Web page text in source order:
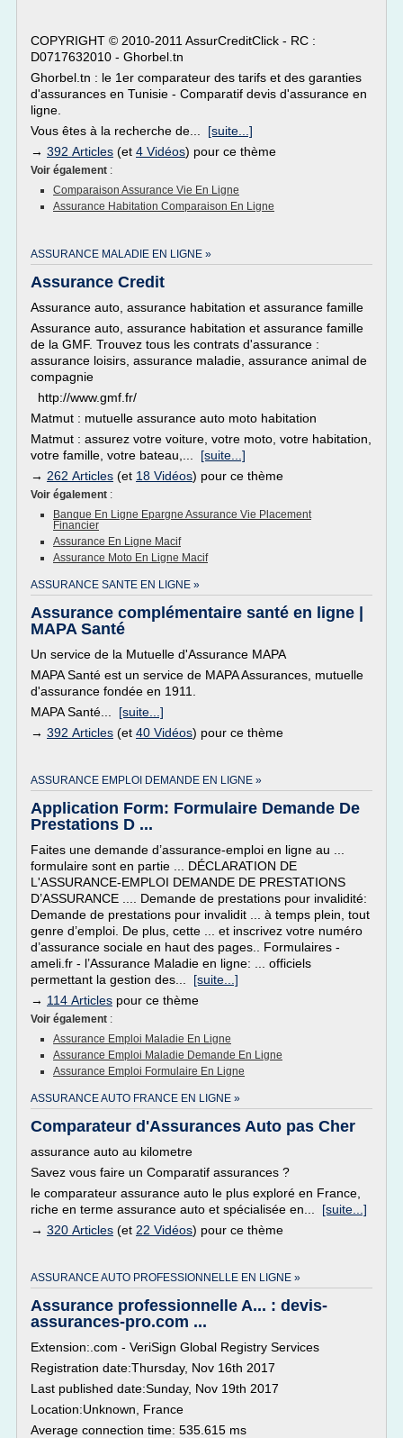
COPYRIGHT © 2010-2011 AssurCreditClick - RC :
D0717632010 - Ghorbel.tn
Ghorbel.tn : le 1er comparateur des tarifs et des garanties
d'assurances en Tunisie - Comparatif devis d'assurance en
ligne.
Vous êtes à la recherche de... [suite...]
→ 392 Articles (et 4 Vidéos) pour ce thème
Voir également :
Comparaison Assurance Vie En Ligne
Assurance Habitation Comparaison En Ligne
ASSURANCE MALADIE EN LIGNE »
Assurance Credit
Assurance auto, assurance habitation et assurance famille
Assurance auto, assurance habitation et assurance famille
de la GMF. Trouvez tous les contrats d'assurance :
assurance loisirs, assurance maladie, assurance animal de
compagnie
http://www.gmf.fr/
Matmut : mutuelle assurance auto moto habitation
Matmut : assurez votre voiture, votre moto, votre habitation,
votre famille, votre bateau,... [suite...]
→ 262 Articles (et 18 Vidéos) pour ce thème
Voir également :
Banque En Ligne Epargne Assurance Vie Placement
Financier
Assurance En Ligne Macif
Assurance Moto En Ligne Macif
ASSURANCE SANTE EN LIGNE »
Assurance complémentaire santé en ligne |
MAPA Santé
Un service de la Mutuelle d'Assurance MAPA
MAPA Santé est un service de MAPA Assurances, mutuelle
d'assurance fondée en 1911.
MAPA Santé... [suite...]
→ 392 Articles (et 40 Vidéos) pour ce thème
ASSURANCE EMPLOI DEMANDE EN LIGNE »
Application Form: Formulaire Demande De
Prestations D ...
Faites une demande d’assurance-emploi en ligne au ...
formulaire sont en partie ... DÉCLARATION DE
L'ASSURANCE-EMPLOI DEMANDE DE PRESTATIONS
D’ASSURANCE .... Demande de prestations pour invalidité:
Demande de prestations pour invalidit ... à temps plein, tout
genre d’emploi. De plus, cette ... et inscrivez votre numéro
d’assurance sociale en haut des pages.. Formulaires -
ameli.fr - l’Assurance Maladie en ligne: ... officiels
permettant la gestion des... [suite...]
→ 114 Articles pour ce thème
Voir également :
Assurance Emploi Maladie En Ligne
Assurance Emploi Maladie Demande En Ligne
Assurance Emploi Formulaire En Ligne
ASSURANCE AUTO FRANCE EN LIGNE »
Comparateur d'Assurances Auto pas Cher
assurance auto au kilometre
Savez vous faire un Comparatif assurances ?
le comparateur assurance auto le plus exploré en France,
riche en terme assurance auto et spécialisée en... [suite...]
→ 320 Articles (et 22 Vidéos) pour ce thème
ASSURANCE AUTO PROFESSIONNELLE EN LIGNE »
Assurance professionnelle A... : devis-
assurances-pro.com ...
Extension:.com - VeriSign Global Registry Services
Registration date:Thursday, Nov 16th 2017
Last published date:Sunday, Nov 19th 2017
Location:Unknown, France
Average connection time: 535.615 ms